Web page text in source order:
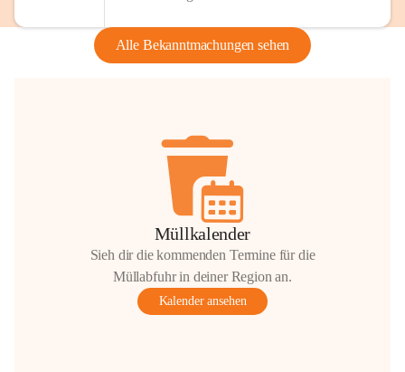
Alle Bekanntmachungen sehen
Müllkalender
Sieh dir die kommenden Termine für die
Müllabfuhr in deiner Region an.
Kalender ansehen